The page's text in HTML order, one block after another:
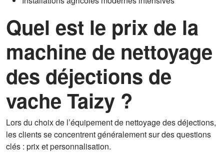
Quel est le prix de la
machine de nettoyage
des déjections de
vache Taizy ?
Lors du choix de l’équipement de nettoyage des déjections,
les clients se concentrent généralement sur des questions
clés : prix et personnalisation.